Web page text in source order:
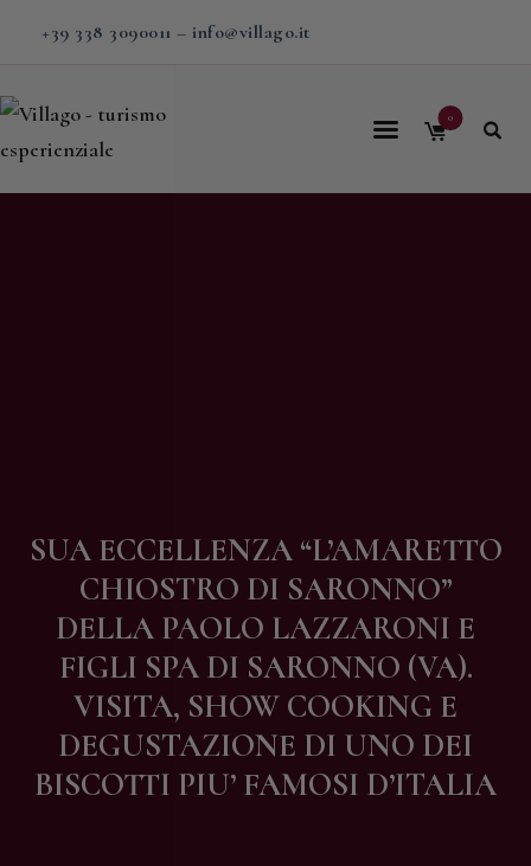
+39 338 3090011 – info@villago.it
0
SUA ECCELLENZA “L’AMARETTO
CHIOSTRO DI SARONNO”
DELLA PAOLO LAZZARONI E
FIGLI SPA DI SARONNO (VA).
VISITA, SHOW COOKING E
DEGUSTAZIONE DI UNO DEI
BISCOTTI PIU’ FAMOSI D’ITALIA
Home
Contatti